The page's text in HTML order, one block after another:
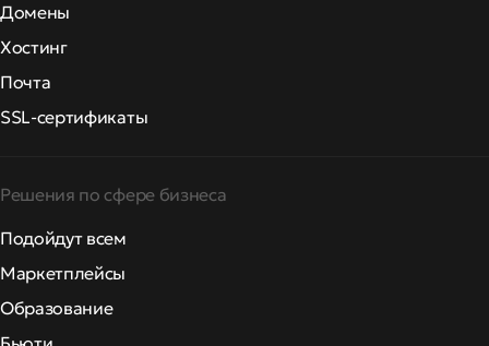
Домены
Хостинг
Почта
SSL-сертификаты
Решения по сфере бизнеса
Подойдут всем
Маркетплейсы
Образование